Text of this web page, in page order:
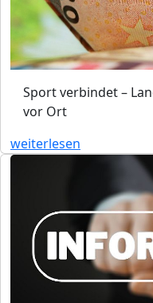
Sport verbindet –
vor Ort
weiterlesen